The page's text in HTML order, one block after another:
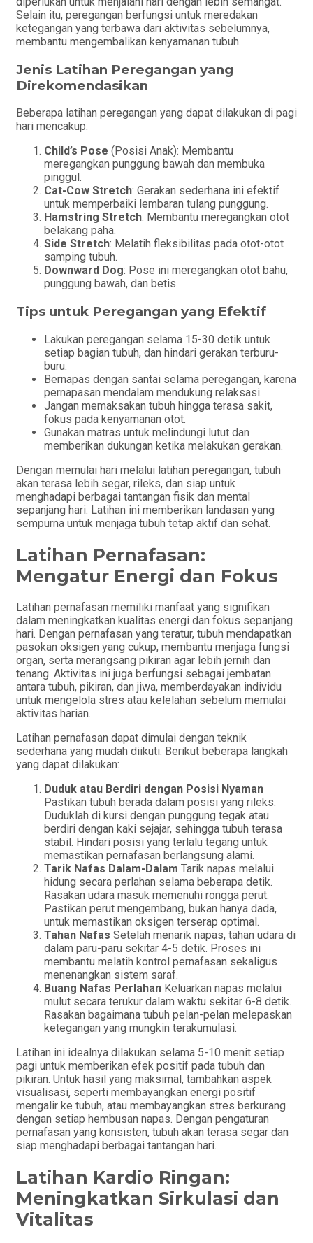
Selain itu, peregangan berfungsi untuk meredakan
ketegangan yang terbawa dari aktivitas sebelumnya,
membantu mengembalikan kenyamanan tubuh.
Jenis Latihan Peregangan yang
Direkomendasikan
Beberapa latihan peregangan yang dapat dilakukan di pagi
hari mencakup:
Child’s Pose (Posisi Anak): Membantu
meregangkan punggung bawah dan membuka
pinggul.
Cat-Cow Stretch: Gerakan sederhana ini efektif
untuk memperbaiki lembaran tulang punggung.
Hamstring Stretch: Membantu meregangkan otot
belakang paha.
Side Stretch: Melatih fleksibilitas pada otot-otot
samping tubuh.
Downward Dog: Pose ini meregangkan otot bahu,
punggung bawah, dan betis.
Tips untuk Peregangan yang Efektif
Lakukan peregangan selama 15-30 detik untuk
setiap bagian tubuh, dan hindari gerakan terburu-
buru.
Bernapas dengan santai selama peregangan, karena
pernapasan mendalam mendukung relaksasi.
Jangan memaksakan tubuh hingga terasa sakit,
fokus pada kenyamanan otot.
Gunakan matras untuk melindungi lutut dan
memberikan dukungan ketika melakukan gerakan.
Dengan memulai hari melalui latihan peregangan, tubuh
akan terasa lebih segar, rileks, dan siap untuk
menghadapi berbagai tantangan fisik dan mental
sepanjang hari. Latihan ini memberikan landasan yang
sempurna untuk menjaga tubuh tetap aktif dan sehat.
Latihan Pernafasan:
Mengatur Energi dan Fokus
Latihan pernafasan memiliki manfaat yang signifikan
dalam meningkatkan kualitas energi dan fokus sepanjang
hari. Dengan pernafasan yang teratur, tubuh mendapatkan
pasokan oksigen yang cukup, membantu menjaga fungsi
organ, serta merangsang pikiran agar lebih jernih dan
tenang. Aktivitas ini juga berfungsi sebagai jembatan
antara tubuh, pikiran, dan jiwa, memberdayakan individu
untuk mengelola stres atau kelelahan sebelum memulai
aktivitas harian.
Latihan pernafasan dapat dimulai dengan teknik
sederhana yang mudah diikuti. Berikut beberapa langkah
yang dapat dilakukan:
Duduk atau Berdiri dengan Posisi Nyaman
Pastikan tubuh berada dalam posisi yang rileks.
Duduklah di kursi dengan punggung tegak atau
berdiri dengan kaki sejajar, sehingga tubuh terasa
stabil. Hindari posisi yang terlalu tegang untuk
memastikan pernafasan berlangsung alami.
Tarik Nafas Dalam-Dalam Tarik napas melalui
hidung secara perlahan selama beberapa detik.
Rasakan udara masuk memenuhi rongga perut.
Pastikan perut mengembang, bukan hanya dada,
untuk memastikan oksigen terserap optimal.
Tahan Nafas Setelah menarik napas, tahan udara di
dalam paru-paru sekitar 4-5 detik. Proses ini
membantu melatih kontrol pernafasan sekaligus
menenangkan sistem saraf.
Buang Nafas Perlahan Keluarkan napas melalui
mulut secara terukur dalam waktu sekitar 6-8 detik.
Rasakan bagaimana tubuh pelan-pelan melepaskan
ketegangan yang mungkin terakumulasi.
Latihan ini idealnya dilakukan selama 5-10 menit setiap
pagi untuk memberikan efek positif pada tubuh dan
pikiran. Untuk hasil yang maksimal, tambahkan aspek
visualisasi, seperti membayangkan energi positif
mengalir ke tubuh, atau membayangkan stres berkurang
dengan setiap hembusan napas. Dengan pengaturan
pernafasan yang konsisten, tubuh akan terasa segar dan
siap menghadapi berbagai tantangan hari.
Latihan Kardio Ringan:
Meningkatkan Sirkulasi dan
Vitalitas